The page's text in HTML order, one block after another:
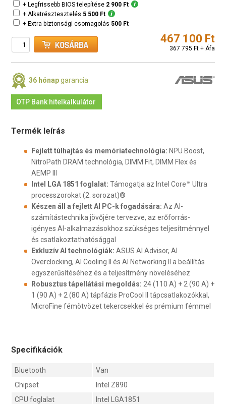
+ Legfrissebb BIOS telepítése 2 900 Ft
+ Alkatrésztesztelés 5 500 Ft
+ Extra biztonsági csomagolás 500 Ft
467 100 Ft
367 795 Ft + Áfa
36 hónapgarancia
OTP Bank hitelkalkulátor
Termék leírás
Fejlett túlhajtás és memóriatechnológia: NPU Boost,
NitroPath DRAM technológia, DIMM Fit, DIMM Flex és
AEMP III
Intel LGA 1851 foglalat: Támogatja az Intel Core™ Ultra
processzorokat (2. sorozat)®
Készen áll a fejlett AI PC-k fogadására: Az AI-
számítástechnika jövőjére tervezve, az erőforrás-
igényes AI-alkalmazásokhoz szükséges teljesítménnyel
és csatlakoztathatósággal
Exkluzív AI technológiák: ASUS AI Advisor, AI
Overclocking, AI Cooling II és AI Networking II a beállítás
egyszerűsítéséhez és a teljesítmény növeléséhez
Robusztus tápellátási megoldás: 24 (110 A) + 2 (90 A) +
1 (90 A) + 2 (80 A) tápfázis ProCool II tápcsatlakozókkal,
MicroFine fémötvözet tekercsekkel és prémium fémmel
Specifikációk
Bluetooth
Van
Chipset
Intel Z890
CPU foglalat
Intel LGA1851